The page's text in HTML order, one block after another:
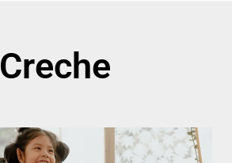
Creche